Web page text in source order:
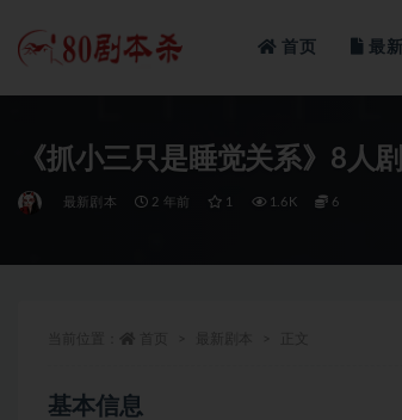
首页 最
《抓小三只是睡觉关系》8人
最新剧本 2 年前 1 1.6K 6
基本信息